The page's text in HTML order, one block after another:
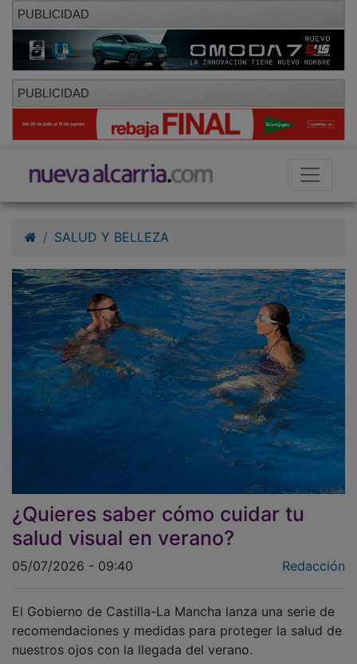
PUBLICIDAD
PUBLICIDAD
¿Quieres saber cómo cuidar tu
salud visual en verano?
recomendaciones y medidas para proteger la salud de
nuestros ojos con la llegada del verano.